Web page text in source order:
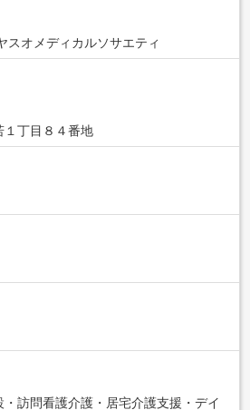
スオメディカルソサエティ
１丁目８４番地
訪問看護介護・居宅介護支援・デイ